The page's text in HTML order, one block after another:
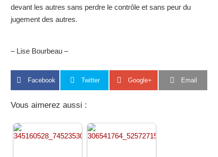
devant les autres sans perdre le contrôle et sans peur du
jugement des autres.
– Lise Bourbeau –
Facebook Twitter Google+ Email
Vous aimerez aussi :